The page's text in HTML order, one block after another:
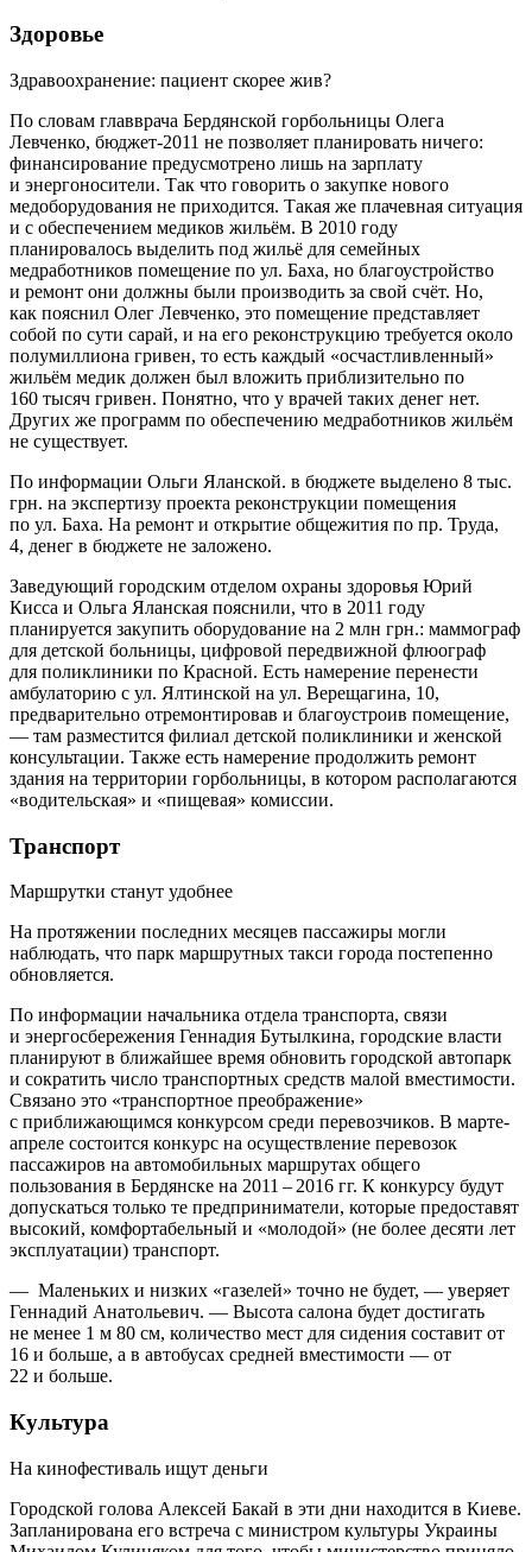
Здоровье
Здравоохранение: пациент скорее жив?
По словам главврача Бердянской горбольницы Олега
Левченко, бюджет-2011 не позволяет планировать ничего:
финансирование предусмотрено лишь на зарплату
и энергоносители. Так что говорить о закупке нового
медоборудования не приходится. Такая же плачевная ситуация
и с обеспечением медиков жильём. В 2010 году
планировалось выделить под жильё для семейных
медработников помещение по ул. Баха, но благоустройство
и ремонт они должны были производить за свой счёт. Но,
как пояснил Олег Левченко, это помещение представляет
собой по сути сарай, и на его реконструкцию требуется около
полумиллиона гривен, то есть каждый «осчастливленный»
жильём медик должен был вложить приблизительно по
160 тысяч гривен. Понятно, что у врачей таких денег нет.
Других же программ по обеспечению медработников жильём
не существует.
По информации Ольги Яланской. в бюджете выделено 8 тыс.
грн. на экспертизу проекта реконструкции помещения
по ул. Баха. На ремонт и открытие общежития по пр. Труда,
4, денег в бюджете не заложено.
Заведующий городским отделом охраны здоровья Юрий
Кисса и Ольга Яланская пояснили, что в 2011 году
планируется закупить оборудование на 2 млн грн.: маммограф
для детской больницы, цифровой передвижной флюограф
для поликлиники по Красной. Есть намерение перенести
амбулаторию с ул. Ялтинской на ул. Верещагина, 10,
предварительно отремонтировав и благоустроив помещение,
— там разместится филиал детской поликлиники и женской
консультации. Также есть намерение продолжить ремонт
здания на территории горбольницы, в котором располагаются
«водительская» и «пищевая» комиссии.
Транспорт
Маршрутки станут удобнее
На протяжении последних месяцев пассажиры могли
наблюдать, что парк маршрутных такси города постепенно
обновляется.
По информации начальника отдела транспорта, связи
и энергосбережения Геннадия Бутылкина, городские власти
планируют в ближайшее время обновить городской автопарк
и сократить число транспортных средств малой вместимости.
Связано это «транспортное преображение»
с приближающимся конкурсом среди перевозчиков. В марте-
апреле состоится конкурс на осуществление перевозок
пассажиров на автомобильных маршрутах общего
пользования в Бердянске на 2011 – 2016 гг. К конкурсу будут
допускаться только те предприниматели, которые предоставят
высокий, комфортабельный и «молодой» (не более десяти лет
эксплуатации) транспорт.
— Маленьких и низких «газелей» точно не будет, — уверяет
Геннадий Анатольевич. — Высота салона будет достигать
не менее 1 м 80 см, количество мест для сидения составит от
16 и больше, а в автобусах средней вместимости — от
22 и больше.
Культура
На кинофестиваль ищут деньги
Городской голова Алексей Бакай в эти дни находится в Киеве.
Запланирована его встреча с министром культуры Украины